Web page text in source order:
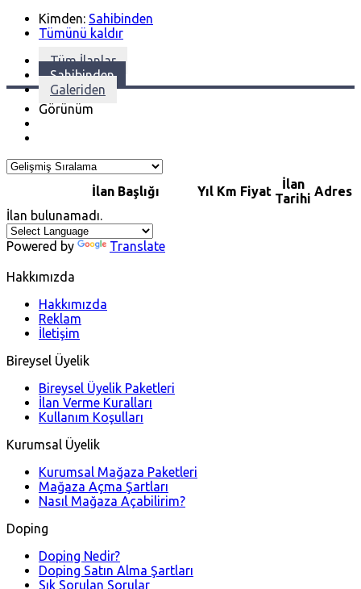
Kimden: Sahibinden
Tümünü kaldır
Tüm İlanlar
Sahibinden
Galeriden
Görünüm
İlan Başlığı Yıl Km Fiyat
İlan
Tarihi Adres
İlan bulunamadı.
Powered by Translate
Hakkımızda
Hakkımızda
Reklam
İletişim
Bireysel Üyelik
Bireysel Üyelik Paketleri
İlan Verme Kuralları
Kullanım Koşulları
Kurumsal Üyelik
Kurumsal Mağaza Paketleri
Mağaza Açma Şartları
Nasıl Mağaza Açabilirim?
Doping
Doping Nedir?
Doping Satın Alma Şartları
Sık Sorulan Sorular